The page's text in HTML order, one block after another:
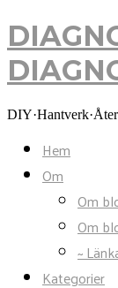
Hem
Om
Om
Om
~
Kategorier